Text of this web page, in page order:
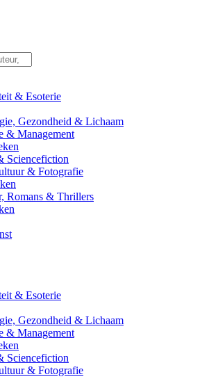
& Esoterie
Gezondheid & Lichaam
& Management
Sciencefiction
& Fotografie
Romans & Thrillers
& Esoterie
Gezondheid & Lichaam
& Management
Sciencefiction
& Fotografie